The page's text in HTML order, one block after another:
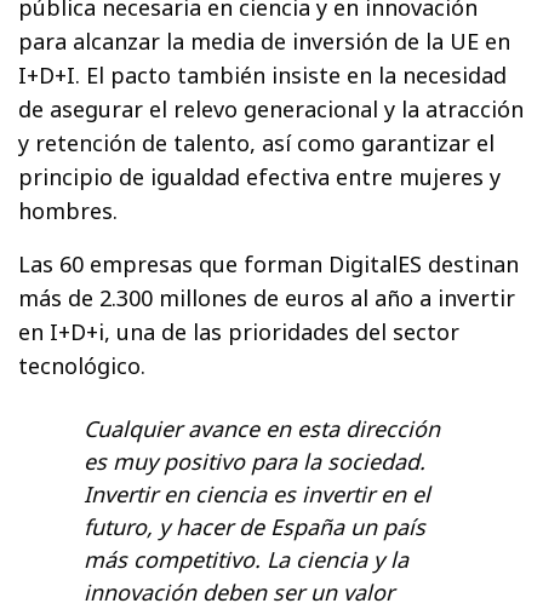
pública necesaria en ciencia y en innovación
para alcanzar la media de inversión de la UE en
I+D+I. El pacto también insiste en la necesidad
de asegurar el relevo generacional y la atracción
y retención de talento, así como garantizar el
principio de igualdad efectiva entre mujeres y
hombres.
Las 60 empresas que forman DigitalES destinan
más de 2.300 millones de euros al año a invertir
en I+D+i, una de las prioridades del sector
tecnológico.
Cualquier avance en esta dirección
es muy positivo para la sociedad.
Invertir en ciencia es invertir en el
futuro, y hacer de España un país
más competitivo. La ciencia y la
innovación deben ser un valor